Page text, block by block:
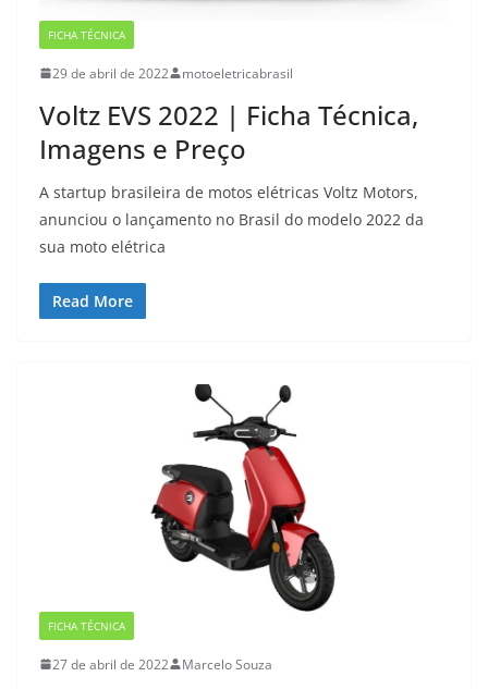
FICHA TÉCNICA
29 de abril de 2022 motoeletricabrasil
Voltz EVS 2022 | Ficha Técnica,
Imagens e Preço
A startup brasileira de motos elétricas Voltz Motors,
anunciou o lançamento no Brasil do modelo 2022 da
sua moto elétrica
Read More
FICHA TÉCNICA
27 de abril de 2022 Marcelo Souza